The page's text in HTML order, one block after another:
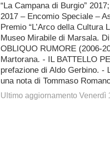
“La Campana di Burgio”
2017 – Encomio Speciale –
Premio “L’Arco della Cultura
Museo Mirabile di Marsala.
OBLIQUO RUMORE (2006-
Martorana. - IL BATTELLO
prefazione di Aldo Gerbino. -
una nota di Tommaso
Ultimo aggiornamento Venerdì